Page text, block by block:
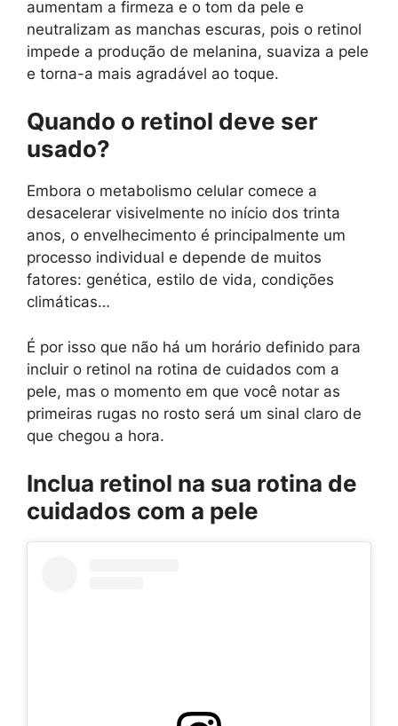
aumentam a firmeza e o tom da pele e
neutralizam as manchas escuras, pois o retinol
impede a produção de melanina, suaviza a pele
e torna-a mais agradável ao toque.
Quando o retinol deve ser
usado?
Embora o metabolismo celular comece a
desacelerar visivelmente no início dos trinta
anos, o envelhecimento é principalmente um
processo individual e depende de muitos
fatores: genética, estilo de vida, condições
climáticas…
É por isso que não há um horário definido para
incluir o retinol na rotina de cuidados com a
pele, mas o momento em que você notar as
primeiras rugas no rosto será um sinal claro de
que chegou a hora.
Inclua retinol na sua rotina de
cuidados com a pele